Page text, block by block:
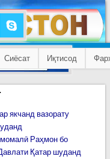
Сиёсат Иқтисод
якчанд вазорату
Раҳмон бо
Қатар шуданд